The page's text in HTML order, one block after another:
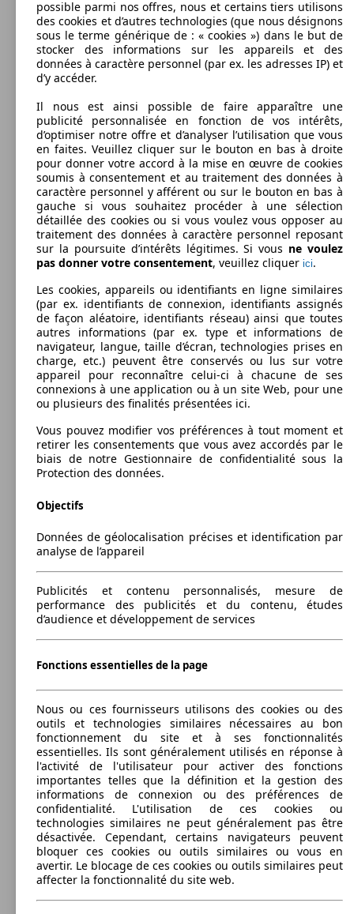
Kona 1.6 GDi HEV Shine DCT
(105 PS)
Kona 1.6 GDi HEV Shine N-Line DCT
77 KW
(105 PS)
Kona 1.6 GDi HEV Shine N-Line Sensation
DCT
77 KW
(105 PS)
Kona 1.6 GDi HEV Shine Sensation DCT
77 KW
Kona 1.6 GDi HEV Shine Sensation Plus
DCT
77 KW
(105 PS)
Kona 1.6 GDi HEV Techno DCT
77 KW
(105 PS)
Kona 1.6 T-GDi Feel
101 KW
(138 PS)
e-Kona 64 kWh Techno PowerPack
150 KW
(204 PS)
Ø
SUV/4x4/Pick-Up
Essence
Model Version
Leistung
Kona 1.0 T-GDi Air
88 KW
Ø
Kona 1.0 T-GDi MHEV Sky
(120 PS)
l/
Kona 1.0 T-GDi MHEV Techno
88 KW
(120 PS)
Ø
l/
Kona 1.0 T-GDi Twist
88 KW
(120 PS)
Ø
l/
2020 - 2021Hyundai KONA DIESEL - 2021
Dim. (L/l/h) :
à partir de 4205 x 1800 x 1565 mm
Puissance:
Portes:
5
Sièges:
5
Coffre:
374 - 1155 litres
Capacité de remorquage:
0 - 1250 kg
Afficher les variantes
SUV/4x4/Pick-Up
Diesel
Model Version
2019 - 2020Hyundai KONA HEV
Dim. (L/l/h) :
à partir de 4165 x 1800 x 1550 mm
Puissance:
77 KW (105 PS)
Portes:
5
Sièges:
5
Coffre:
possible parmi nos offres, nous et certains tiers utilisons
des cookies et d’autres technologies (que nous désignons
sous le terme générique de : « cookies ») dans le but de
stocker des informations sur les appareils et des
données à caractère personnel (par ex. les adresses IP) et
d’y accéder.
Il nous est ainsi possible de faire apparaître une
publicité personnalisée en fonction de vos intérêts,
d’optimiser notre offre et d’analyser l’utilisation que vous
en faites. Veuillez cliquer sur le bouton en bas à droite
pour donner votre accord à la mise en œuvre de cookies
soumis à consentement et au traitement des données à
caractère personnel y afférent ou sur le bouton en bas à
gauche si vous souhaitez procéder à une sélection
détaillée des cookies ou si vous voulez vous opposer au
traitement des données à caractère personnel reposant
sur la poursuite d’intérêts légitimes. Si vous ne voulez
pas donner votre consentement, veuillez cliquer ici.
Les cookies, appareils ou identifiants en ligne similaires
(par ex. identifiants de connexion, identifiants assignés
de façon aléatoire, identifiants réseau) ainsi que toutes
autres informations (par ex. type et informations de
navigateur, langue, taille d’écran, technologies prises en
charge, etc.) peuvent être conservés ou lus sur votre
appareil pour reconnaître celui-ci à chacune de ses
connexions à une application ou à un site Web, pour une
ou plusieurs des finalités présentées ici.
Vous pouvez modifier vos préférences à tout moment et
retirer les consentements que vous avez accordés par le
biais de notre Gestionnaire de confidentialité sous la
Protection des données.
Objectifs
Données de géolocalisation précises et identification par
analyse de l’appareil
Publicités et contenu personnalisés, mesure de
performance des publicités et du contenu, études
d’audience et développement de services
Fonctions essentielles de la page
Nous ou ces fournisseurs utilisons des cookies ou des
outils et technologies similaires nécessaires au bon
fonctionnement du site et à ses fonctionnalités
essentielles. Ils sont généralement utilisés en réponse à
l'activité de l'utilisateur pour activer des fonctions
importantes telles que la définition et la gestion des
informations de connexion ou des préférences de
confidentialité. L'utilisation de ces cookies ou
technologies similaires ne peut généralement pas être
désactivée. Cependant, certains navigateurs peuvent
bloquer ces cookies ou outils similaires ou vous en
avertir. Le blocage de ces cookies ou outils similaires peut
affecter la fonctionnalité du site web.